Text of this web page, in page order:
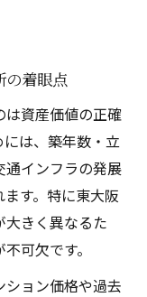
の着眼点
は資産価値の正確
は、築年数・立
通インフラの発展
す。特に東大阪
きく異なるた
可欠です。
ョン価格や過去